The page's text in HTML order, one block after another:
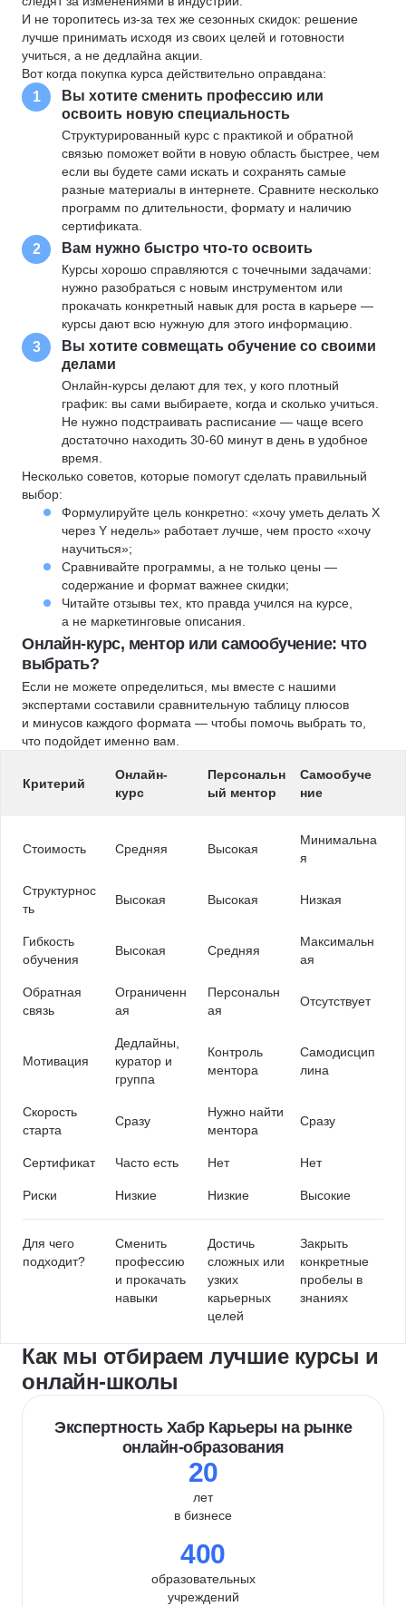
И не торопитесь из-за тех же сезонных скидок: решение
лучше принимать исходя из своих целей и готовности
учиться, а не дедлайна акции.
Вот когда покупка курса действительно оправдана:
1
Вы хотите сменить профессию или
освоить новую специальность
Структурированный курс с практикой и обратной
связью поможет войти в новую область быстрее, чем
если вы будете сами искать и сохранять самые
разные материалы в интернете. Сравните несколько
программ по длительности, формату и наличию
сертификата.
2 Вам нужно быстро что-то освоить
Курсы хорошо справляются с точечными задачами:
нужно разобраться с новым инструментом или
прокачать конкретный навык для роста в карьере —
курсы дают всю нужную для этого информацию.
3
Вы хотите совмещать обучение со своими
делами
Онлайн-курсы делают для тех, у кого плотный
график: вы сами выбираете, когда и сколько учиться.
Не нужно подстраивать расписание — чаще всего
достаточно находить 30-60 минут в день в удобное
время.
Несколько советов, которые помогут сделать правильный
выбор:
Формулируйте цель конкретно: «хочу уметь делать X
через Y недель» работает лучше, чем просто «хочу
научиться»;
Сравнивайте программы, а не только цены —
содержание и формат важнее скидки;
Читайте отзывы тех, кто правда учился на курсе,
а не маркетинговые описания.
Онлайн-курс, ментор или самообучение: что
выбрать?
Если не можете определиться, мы вместе с нашими
экспертами составили сравнительную таблицу плюсов
и минусов каждого формата — чтобы помочь выбрать то,
что подойдет именно вам.
Критерий
Онлайн-
курс
Персональн
ый ментор
Самообуче
ние
Стоимость Средняя Высокая
Минимальна
я
Структурнос
ть
Высокая Высокая Низкая
Гибкость
обучения
Высокая Средняя
Максимальн
ая
Обратная
связь
Ограниченн
ая
Персональн
ая
Отсутствует
Мотивация
Дедлайны,
куратор и
группа
Контроль
ментора
Самодисцип
лина
Скорость
старта
Сразу
Нужно найти
ментора
Сразу
Сертификат Часто есть Нет Нет
Риски Низкие Низкие Высокие
Для чего
подходит?
Сменить
профессию
и прокачать
навыки
Достичь
сложных или
узких
карьерных
целей
Закрыть
конкретные
пробелы в
знаниях
Как мы отбираем лучшие курсы и
онлайн-школы
Экспертность Хабр Карьеры на рынке
онлайн-образования
20
лет
в бизнесе
400
образовательных
учреждений